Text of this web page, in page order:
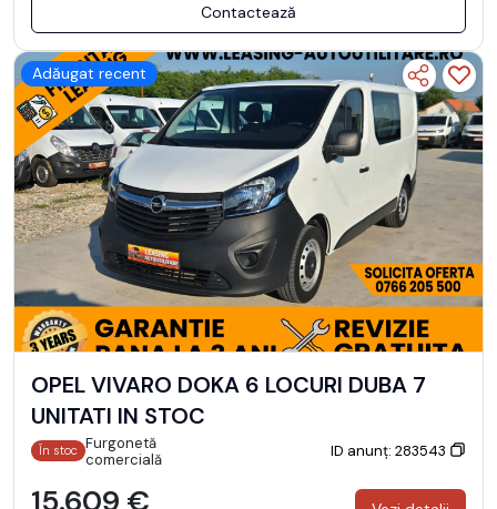
Contactează
Adăugat recent
OPEL VIVARO DOKA 6 LOCURI DUBA 7
UNITATI IN STOC
În stoc Furgonetă
comercială
ID anunț: 283543
15.609 €